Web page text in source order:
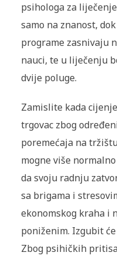
psihologa za
samo na znanost,
programe zasnivaju
nauci, te u liječenju
dvije poluge.
Zamislite kada
trgovac zbog
poremećaja na
mogne više
da svoju radnju
sa brigama i
ekonomskog kraha i
poniženim. Izgubit
Zbog psihičkih